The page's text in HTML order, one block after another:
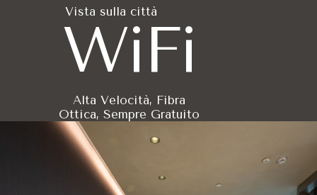
Per chi viaggia per lavoro, la logistica è semplificata dalla
Quali sono le specifiche
La configurazione della VIU Suite include un letto King Size
Caratteristica Specifiche The VIU Suite
Dimensioni totali
Capacità letti 1 King Size (180x200 cm)
2 Camere da letto + Soggiorno
Vista sulla città
WiFi
Alta Velocità, Fibra
Ottica, Sempre Gratuito